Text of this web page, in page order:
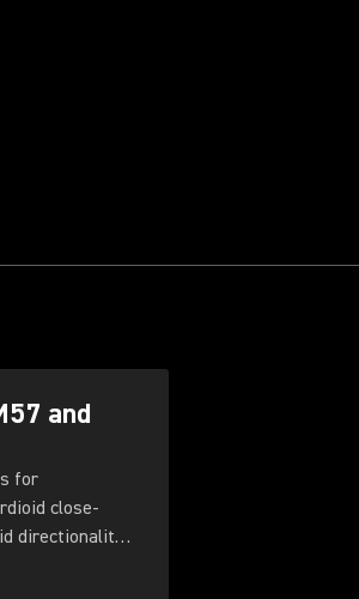
and
for
close-
directionality,